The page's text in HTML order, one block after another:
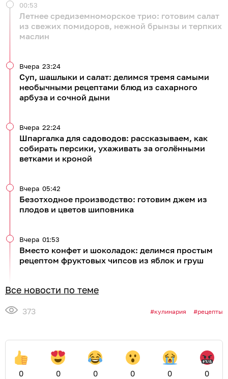
Летнее средиземноморское трио: готовим салат
из свежих помидоров, нежной брынзы и терпких
маслин
00:53
Суп, шашлыки и салат: делимся тремя самыми
необычными рецептами блюд из сахарного
арбуза и сочной дыни
Вчера 23:24
Шпаргалка для садоводов: рассказываем, как
собирать персики, ухаживать за оголёнными
ветками и кроной
Вчера 22:24
Безотходное производство: готовим джем из
плодов и цветов шиповника
Вчера 05:42
Вместо конфет и шоколадок: делимся простым
рецептом фруктовых чипсов из яблок и груш
Вчера 01:53
Все новости по теме
373 кулинария рецепты
0 0 0 0 0 0